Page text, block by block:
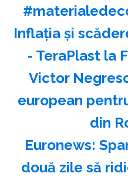
Inflația și
- TeraPlast la
Victor
european
din
Euronews:
două zile să